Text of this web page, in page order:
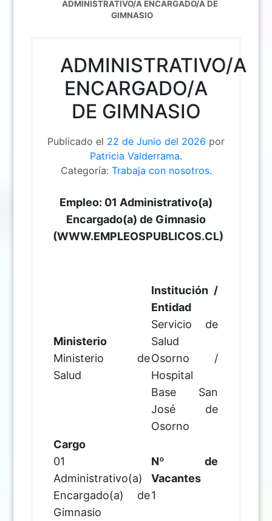
ADMINISTRATIVO/A ENCARGADO/A DE
GIMNASIO
ADMINISTRATIVO/A
ENCARGADO/A
DE GIMNASIO
Publicado el 22 de Junio del 2026 por
Patricia Valderrama.
Categoría: Trabaja con nosotros.
Empleo: 01 Administrativo(a)
Encargado(a) de Gimnasio
(WWW.EMPLEOSPUBLICOS.CL)
Ministerio
Ministerio de
Salud
Institución /
Entidad
Servicio de
Salud
Osorno /
Hospital
Base San
José de
Osorno
Cargo
01
Administrativo(a)
Encargado(a) de
Gimnasio
Nº de
Vacantes
1